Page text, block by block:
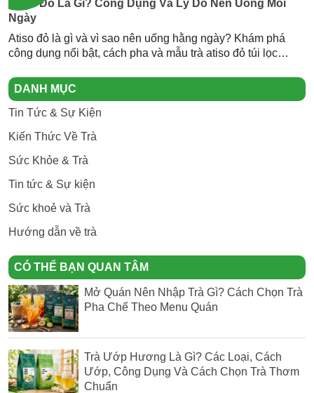
Atiso Đỏ Là Gì? Công Dụng Và Lý Do Nên Uống Mỗi
Ngày
Atiso đỏ là gì và vì sao nên uống hằng ngày? Khám phá
công dụng nổi bật, cách pha và mẫu trà atiso đỏ túi lọc
DANH MỤC
Tin Tức & Sự Kiện
Kiến Thức Về Trà
Sức Khỏe & Trà
Tin tức & Sự kiện
Sức khoẻ và Trà
Hướng dẫn về trà
CÓ THỂ BẠN QUAN TÂM
Mở Quán Nên Nhập Trà Gì? Cách Chọn Trà
Pha Chế Theo Menu Quán
Trà Ướp Hương Là Gì? Các Loại, Cách
Ướp, Công Dụng Và Cách Chọn Trà Thơm
Chuẩn